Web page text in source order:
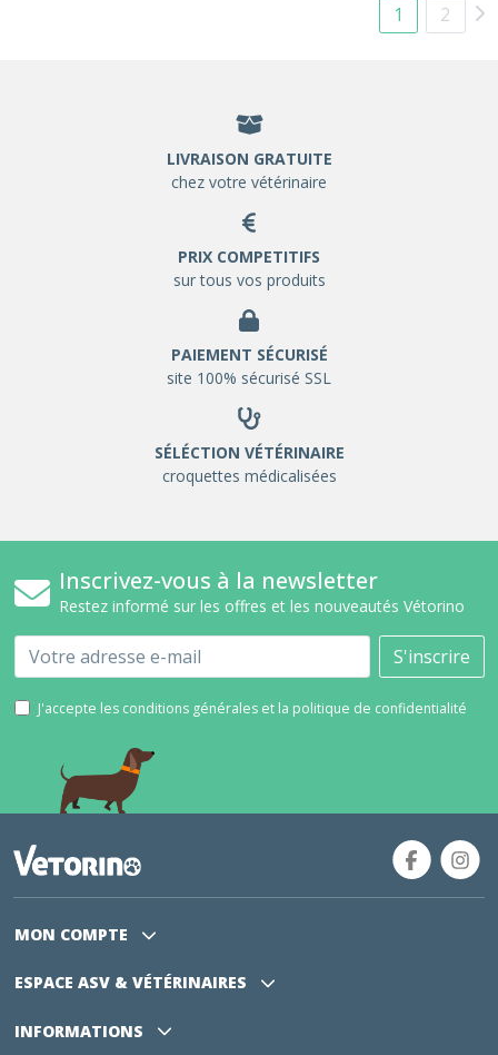
1 2
LIVRAISON GRATUITE
chez votre vétérinaire
PRIX COMPETITIFS
sur tous vos produits
PAIEMENT SÉCURISÉ
site 100% sécurisé SSL
SÉLÉCTION VÉTÉRINAIRE
croquettes médicalisées
Inscrivez-vous à la newsletter
Restez informé sur les offres et les nouveautés Vétorino
Email S'inscrire
J'accepte les conditions générales et la politique de confidentialité
MON COMPTE
ESPACE ASV & VÉTÉRINAIRES
INFORMATIONS